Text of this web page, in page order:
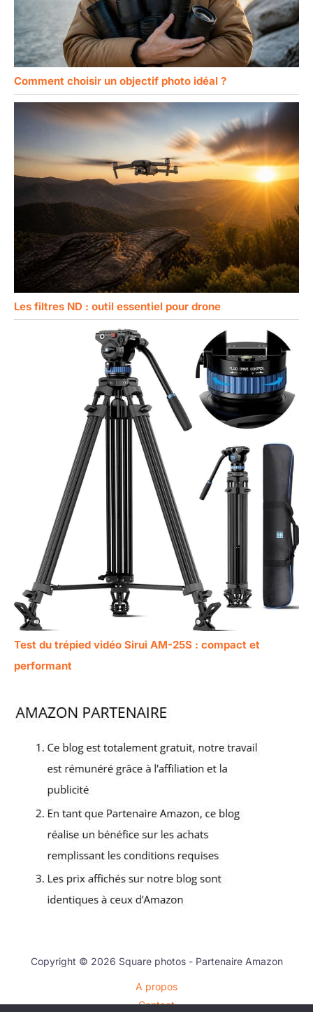
Comment choisir un objectif photo idéal ?
Les filtres ND : outil essentiel pour drone
Test du trépied vidéo Sirui AM-25S : compact et
performant
Copyright © 2026 Square photos - Partenaire Amazon
A propos
Contact